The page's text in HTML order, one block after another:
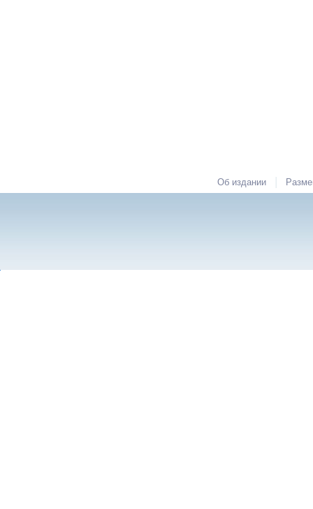
Об издании |